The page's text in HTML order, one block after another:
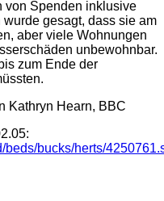
von Spenden inklusive
gesagt, dass sie am
aber viele Wohnungen
unbewohnbar.
zum Ende der
Kathryn Hearn, BBC
beds/bucks/herts/